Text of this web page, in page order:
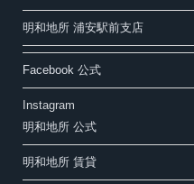
明和地所 浦安駅前支店
Facebook 公式
Instagram
明和地所 公式
明和地所 賃貸